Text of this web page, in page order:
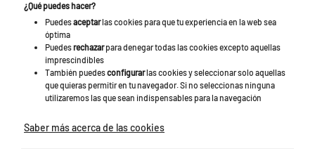
PROPÓSITOS
Bienvenidos a la información de la MICRO,
queremos dar respuestas a todas tus
¿Qué puedes hacer?
Puedesaceptarlas cookies para que tu experiencia en la web sea
óptima
Puedesrechazarpara denegar todas las cookies excepto aquellas
imprescindibles
También puedesconfigurarlas cookies y seleccionar solo aquellas
que quieras permitir en tu navegador. Si no seleccionas ninguna
utilizaremos las que sean indispensables para la navegación
Saber más acerca de las cookies